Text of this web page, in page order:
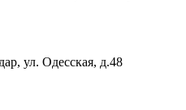
ул. Одесская, д.48